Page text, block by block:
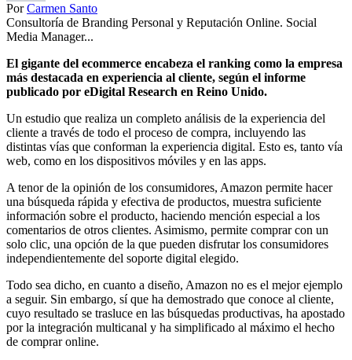
PorCarmen Santo
Consultoría de Branding Personal y Reputación Online. Social
Media Manager...
El gigante del ecommerce encabeza el ranking como la empresa
más destacada en experiencia al cliente, según el informe
publicado por eDigital Research en Reino Unido.
Un estudio que realiza un completo análisis de la experiencia del
cliente a través de todo el proceso de compra, incluyendo las
distintas vías que conforman la experiencia digital. Esto es, tanto vía
web, como en los dispositivos móviles y en las apps.
A tenor de la opinión de los consumidores, Amazon permite hacer
una búsqueda rápida y efectiva de productos, muestra suficiente
información sobre el producto, haciendo mención especial a los
comentarios de otros clientes. Asimismo, permite comprar con un
solo clic, una opción de la que pueden disfrutar los consumidores
independientemente del soporte digital elegido.
Todo sea dicho, en cuanto a diseño, Amazon no es el mejor ejemplo
a seguir. Sin embargo, sí que ha demostrado que conoce al cliente,
cuyo resultado se trasluce en las búsquedas productivas, ha apostado
por la integración multicanal y ha simplificado al máximo el hecho
de comprar online.